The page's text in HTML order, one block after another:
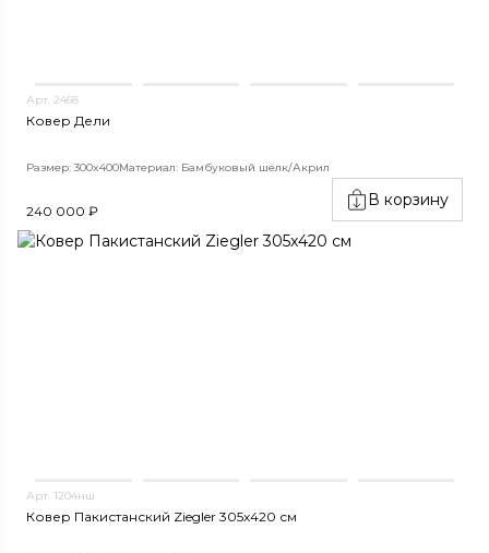
Арт. 2468
Ковер Дели
Размер: 300x400Материал: Бамбуковый шёлк/Акрил
240 000 ₽
В корзину
Арт. 1204нш
Ковер Пакистанский Ziegler 305x420 см